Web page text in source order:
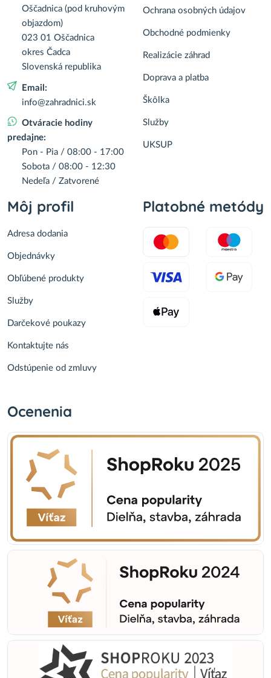
Oščadnica (pod kruhovým
objazdom)
023 01 Oščadnica
okres Čadca
Slovenská republika
Email:
info@zahradnici.sk
Otváracie hodiny
predajne:
Pon - Pia / 08:00 - 17:00
Sobota / 08:00 - 12:30
Nedeľa / Zatvorené
Ochrana osobných údajov
Obchodné podmienky
Realizácie záhrad
Doprava a platba
Škôlka
Služby
UKSUP
Môj profil
Adresa dodania
Objednávky
Obľúbené produkty
Služby
Darčekové poukazy
Kontaktujte nás
Odstúpenie od zmluvy
Platobné metódy
Ocenenia